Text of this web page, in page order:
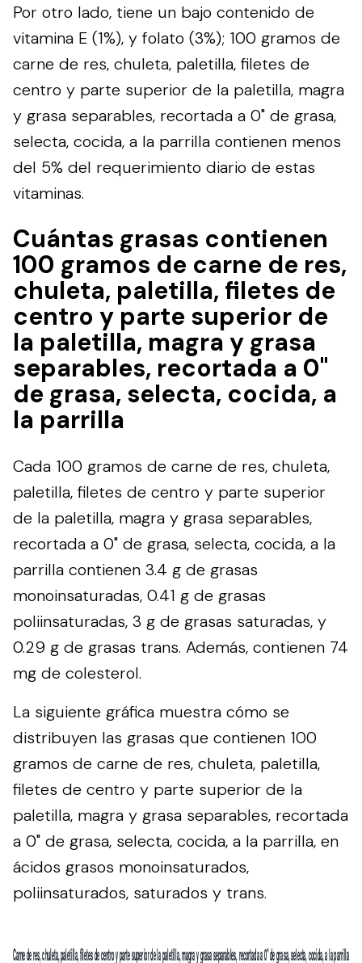
Por otro lado, tiene un bajo contenido de
vitamina E (1%), y folato (3%); 100 gramos de
carne de res, chuleta, paletilla, filetes de
centro y parte superior de la paletilla, magra
y grasa separables, recortada a 0" de grasa,
selecta, cocida, a la parrilla contienen menos
del 5% del requerimiento diario de estas
vitaminas.
Cuántas grasas contienen
100 gramos de carne de res,
chuleta, paletilla, filetes de
centro y parte superior de
la paletilla, magra y grasa
separables, recortada a 0"
de grasa, selecta, cocida, a
la parrilla
Cada 100 gramos de carne de res, chuleta,
paletilla, filetes de centro y parte superior
de la paletilla, magra y grasa separables,
recortada a 0" de grasa, selecta, cocida, a la
parrilla contienen 3.4 g de grasas
monoinsaturadas, 0.41 g de grasas
poliinsaturadas, 3 g de grasas saturadas, y
0.29 g de grasas trans. Además, contienen 74
mg de colesterol.
La siguiente gráfica muestra cómo se
distribuyen las grasas que contienen 100
gramos de carne de res, chuleta, paletilla,
filetes de centro y parte superior de la
paletilla, magra y grasa separables, recortada
a 0" de grasa, selecta, cocida, a la parrilla, en
ácidos grasos monoinsaturados,
poliinsaturados, saturados y trans.